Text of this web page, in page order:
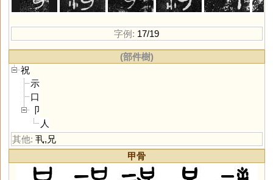
字例: 17/19
(部件樹)
祝
示
口
卩
人
其他: 丮, 兄
甲骨